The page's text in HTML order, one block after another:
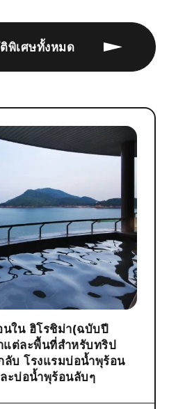
พิเศษทั้งหมด
ใน ฮิโรชิม่า(ฉบับปี
ต่ละพื้นที่สำหรับทริป
ลับ โรงแรมบ่อน้ำพุร้อน
ะบ่อน้ำพุร้อนลับๆ